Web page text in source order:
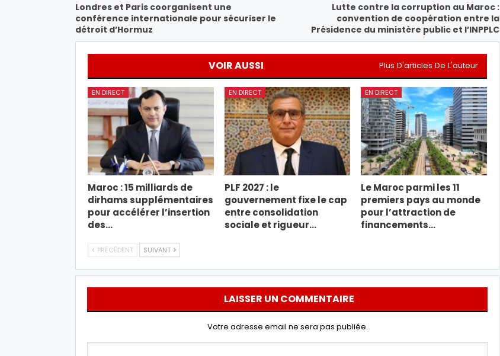
Londres et Paris coorganisent une
conférence internationale pour sécuriser le
détroit d’Hormuz
Lutte contre la corruption au Maroc :
convention de coopération entre la
Présidence du ministère public et l’INPPLC
VOIR AUSSI Plus D'articles De L'auteur
EN DIRECT
Maroc : 15 milliards de
dirhams supplémentaires
pour accélérer l’insertion
des…
EN DIRECT
PLF 2027 : le
gouvernement fixe le cap
entre consolidation
sociale et rigueur…
EN DIRECT
Le Maroc parmi les 11
premiers pays au monde
pour l’attraction de
financements…
PRÉCÉDENT SUIVANT
LAISSER UN COMMENTAIRE
Votre adresse email ne sera pas publiée.